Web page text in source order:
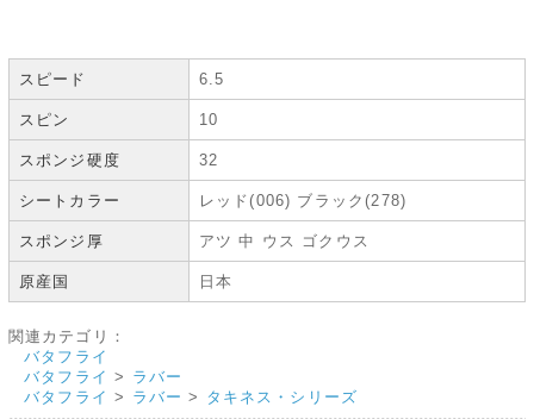
スピード 6.5
スピン 10
スポンジ硬度 32
シートカラー レッド(006) ブラック(278)
スポンジ厚 アツ 中 ウス ゴクウス
原産国 日本
関連カテゴリ：
バタフライ
バタフライ > ラバー
バタフライ > ラバー > タキネス・シリーズ